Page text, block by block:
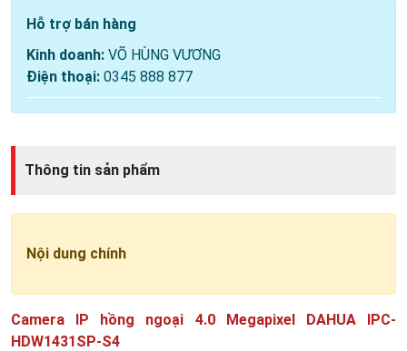
Hỗ trợ bán hàng
Kinh doanh: VÕ HÙNG VƯƠNG
Điện thoại: 0345 888 877
Thông tin sản phẩm
Nội dung chính
Camera IP hồng ngoại 4.0 Megapixel DAHUA IPC-
HDW1431SP-S4